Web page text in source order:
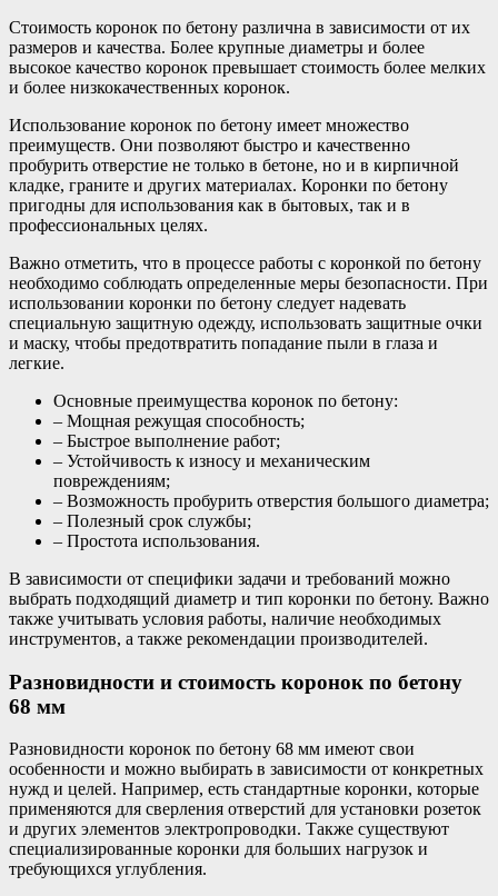
Стоимость коронок по бетону различна в зависимости от их
размеров и качества. Более крупные диаметры и более
высокое качество коронок превышает стоимость более мелких
и более низкокачественных коронок.
Использование коронок по бетону имеет множество
преимуществ. Они позволяют быстро и качественно
пробурить отверстие не только в бетоне, но и в кирпичной
кладке, граните и других материалах. Коронки по бетону
пригодны для использования как в бытовых, так и в
профессиональных целях.
Важно отметить, что в процессе работы с коронкой по бетону
необходимо соблюдать определенные меры безопасности. При
использовании коронки по бетону следует надевать
специальную защитную одежду, использовать защитные очки
и маску, чтобы предотвратить попадание пыли в глаза и
легкие.
Основные преимущества коронок по бетону:
– Мощная режущая способность;
– Быстрое выполнение работ;
– Устойчивость к износу и механическим
повреждениям;
– Возможность пробурить отверстия большого диаметра;
– Полезный срок службы;
– Простота использования.
В зависимости от специфики задачи и требований можно
выбрать подходящий диаметр и тип коронки по бетону. Важно
также учитывать условия работы, наличие необходимых
инструментов, а также рекомендации производителей.
Разновидности и стоимость коронок по бетону
68 мм
Разновидности коронок по бетону 68 мм имеют свои
особенности и можно выбирать в зависимости от конкретных
нужд и целей. Например, есть стандартные коронки, которые
применяются для сверления отверстий для установки розеток
и других элементов электропроводки. Также существуют
специализированные коронки для больших нагрузок и
требующихся углубления.